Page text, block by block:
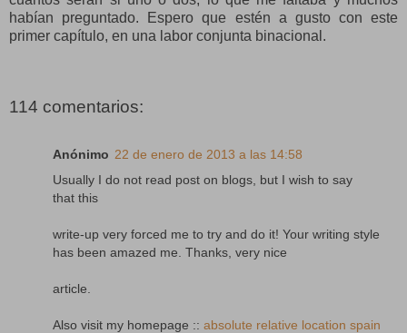
habían preguntado. Espero que estén a gusto con este
primer capítulo, en una labor conjunta binacional.
114 comentarios:
Anónimo 22 de enero de 2013 a las 14:58
Usually I do not read post on blogs, but I wish to say
that this
write-up very forced me to try and do it! Your writing style
has been amazed me. Thanks, very nice
article.
Also visit my homepage :: absolute relative location spain